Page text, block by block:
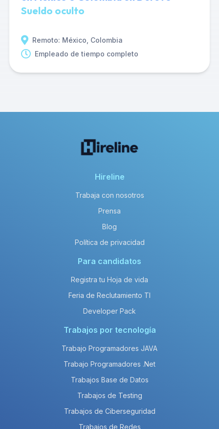
Sueldo oculto
Remoto: México, Colombia
Empleado de tiempo completo
Hireline
Trabaja con nosotros
Prensa
Blog
Política de privacidad
Para candidatos
Registra tu Hoja de vida
Feria de Reclutamiento TI
Developer Pack
Trabajos por tecnología
Trabajo Programadores JAVA
Trabajo Programadores .Net
Trabajos Base de Datos
Trabajos de Testing
Trabajos de Ciberseguridad
Trabajos de Redes